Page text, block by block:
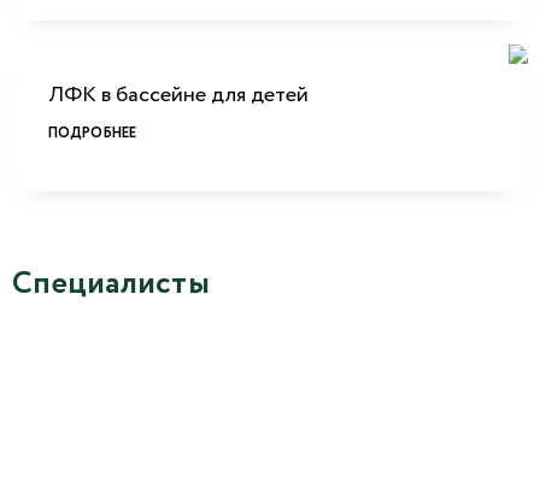
ЛФК в бассейне для детей
ПОДРОБНЕЕ
Специалисты